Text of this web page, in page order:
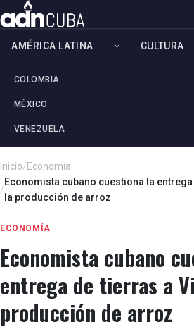
AMÉRICA LATINA
COLOMBIA
MÉXICO
VENEZUELA
CULTURA
Inicio/Economía
/
Economista cubano cuestiona la
la producción de arroz
ECONOMÍA
Economista cubano
entrega de tierras a
producción de arroz